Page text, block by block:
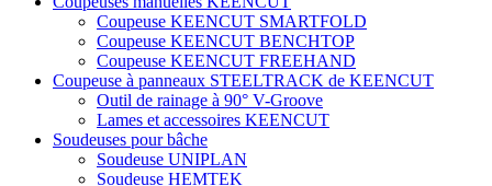
Coupeuse KEENCUT SMARTFOLD
Coupeuse KEENCUT BENCHTOP
Coupeuse KEENCUT FREEHAND
Coupeuse à panneaux STEELTRACK de KEENCUT
Outil de rainage à 90° V-Groove
Lames et accessoires KEENCUT
Soudeuses pour bâche
Soudeuse UNIPLAN
Soudeuse HEMTEK